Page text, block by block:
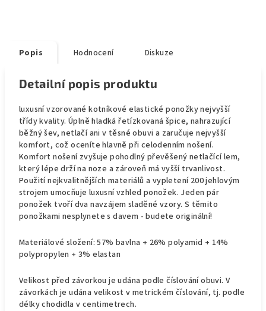
Popis Hodnocení Diskuze
Detailní popis produktu
luxusní vzorované kotníkové elastické ponožky nejvyšší
třídy kvality. Úplně hladká řetízkovaná špice, nahrazující
běžný šev, netlačí ani v těsné obuvi a zaručuje nejvyšší
komfort, což oceníte hlavně při celodenním nošení.
Komfort nošení zvyšuje pohodlný převěšený netlačící lem,
který lépe drží na noze a zároveň má vyšší trvanlivost.
Použití nejkvalitnějších materiálů a vypletení 200 jehlovým
strojem umocňuje luxusní vzhled ponožek. Jeden pár
ponožek tvoří dva navzájem sladěné vzory. S těmito
ponožkami nesplynete s davem - budete originální!
Materiálové složení: 57% bavlna + 26% polyamid + 14%
polypropylen + 3% elastan
Velikost před závorkou je udána podle číslování obuvi. V
závorkách je udána velikost v metrickém číslování, tj. podle
délky chodidla v centimetrech.